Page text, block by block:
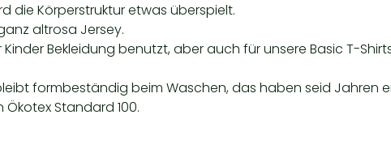
die Körperstruktur etwas überspielt.
altrosa Jersey.
Bekleidung benutzt, aber auch für unsere Basic T-
formbeständig beim Waschen, das haben seid Jahren
Standard 100.